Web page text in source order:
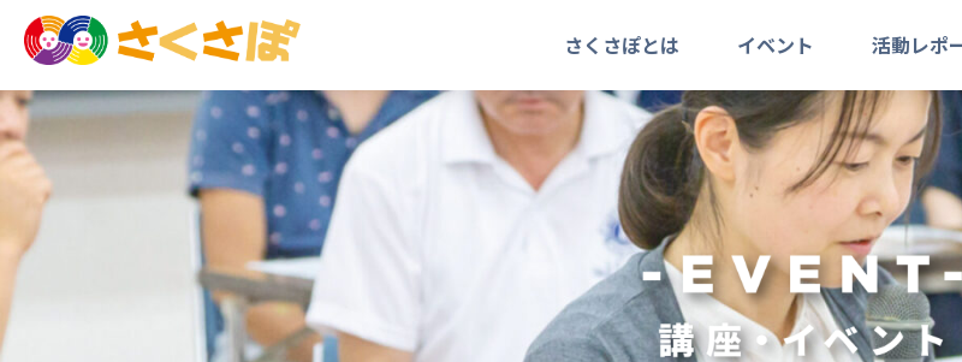
さくさぽとは イベント 活動レポ